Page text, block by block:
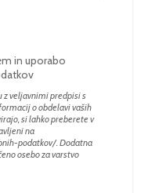
in uporabo
z veljavnimi predpisi s
o obdelavi vaših
si lahko preberete v
na
podatkov/. Dodatna
osebo za varstvo